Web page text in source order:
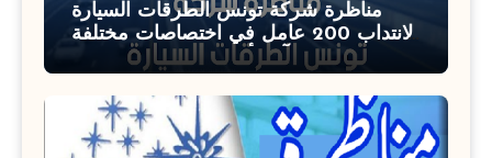
مناظرة شركة تونس الطرقات السيارة
لانتداب 200 عامل في اختصاصات مختلفة
آخر أجل : 21 جويلية 2026